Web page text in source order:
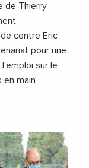
de Thierry
centre Eric
pour une
sur le
en main